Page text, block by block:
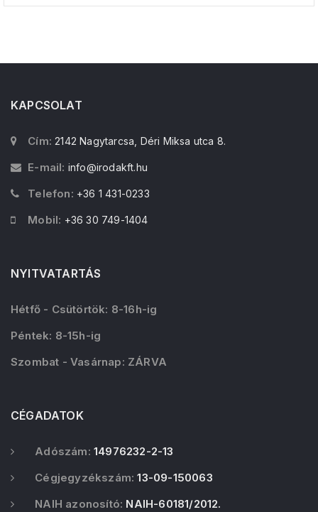
KAPCSOLAT
Cím: 2142 Nagytarcsa, Déri Miksa utca 8.
E-mail: info@irodakft.hu
Telefon: +36 1 431-0233
Mobil: +36 30 749-1404
NYITVATARTÁS
Hétfő - Csütörtök: 8-16h-ig
Péntek: 8-15h-ig
Szombat - Vasárnap: ZÁRVA
CÉGADATOK
Adószám: 14976232-2-13
Cégjegyzékszám: 13-09-150063
NAIH azonosító: NAIH-60181/2012.